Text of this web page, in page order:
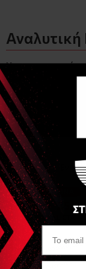
Χαρακτηριστικά
ελαφρύ και
μαξιλαράκι
τους μυϊκούς
στον αγκώνα.
κατάλληλο
κρατά το
Γάντζος και
ταιριάζει
80% νεοπρεν
Είδες